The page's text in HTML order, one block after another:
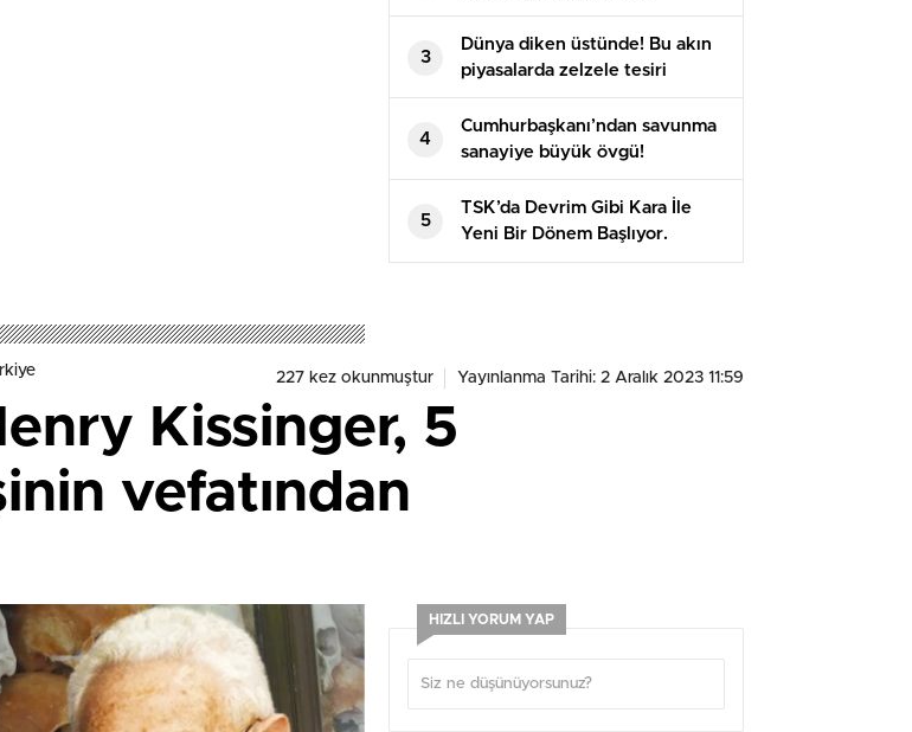
Süleymani’nin gönüllerde
yaktığı ateş hiçbir vakit
sönmeyecek
3
Dünya diken üstünde! Bu akın
piyasalarda zelzele tesiri
yaratacak
4
Cumhurbaşkanı’ndan savunma
sanayiye büyük övgü!
5
TSK’da Devrim Gibi Kara İle
Yeni Bir Dönem Başlıyor.
227 kez okunmuştur Yayınlanma Tarihi: 2 Aralık 2023 11:59
Kissinger, 5
vefatından
HIZLI YORUM YAP